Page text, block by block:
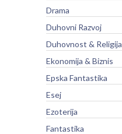
Drama
Duhovni Razvoj
Duhovnost & Religija
Ekonomija & Biznis
Epska Fantastika
Esej
Ezoterija
Fantastika